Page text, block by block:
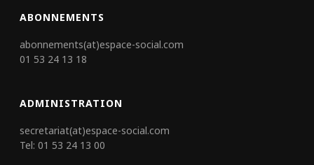
ABONNEMENTS
abonnements(at)espace-social.com
01 53 24 13 18
ADMINISTRATION
secretariat(at)espace-social.com
Tel: 01 53 24 13 00